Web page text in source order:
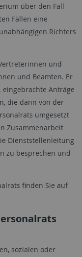
über den Fall
Fällen eine
Richters
und
und Beamten. Er
Anträge
die dann von der
umgesetzt
Zusammenarbeit
Dienststellenleitung
zu besprechen und
finden Sie auf
sozialen oder